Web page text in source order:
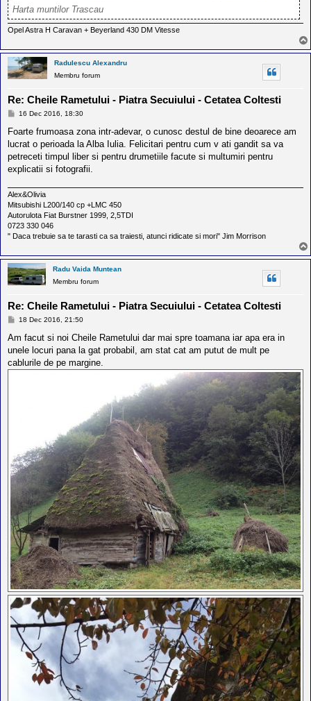
Harta muntilor Trascau
Opel Astra H Caravan + Beyerland 430 DM Vitesse
Radulescu Alexandru
Membru forum
Re: Cheile Rametului - Piatra Secuiului - Cetatea Coltesti
M
s
j
16 Dec 2016, 18:30
Foarte frumoasa zona intr-adevar, o cunosc destul de bine deoarece am
lucrat o perioada la Alba Iulia. Felicitari pentru cum v ati gandit sa va
petreceti timpul liber si pentru drumetiile facute si multumiri pentru
explicatii si fotografii.
Alex&Olivia
Mitsubishi L200/140 cp +LMC 450
Autorulota Fiat Burstner 1999, 2,5TDI
0723 330 046
" Daca trebuie sa te tarasti ca sa traiesti, atunci ridicate si mori" Jim Morrison
Radu Vaida Muntean
Membru forum
Re: Cheile Rametului - Piatra Secuiului - Cetatea Coltesti
M
s
j
18 Dec 2016, 21:50
Am facut si noi Cheile Rametului dar mai spre toamana iar apa era in
unele locuri pana la gat probabil, am stat cat am putut de mult pe
cablurile de pe margine.